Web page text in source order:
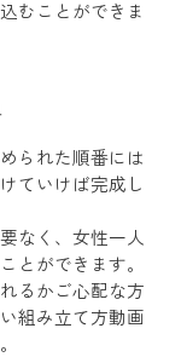
むことができま
られた順番には
ていけば完成し
なく、女性一人
とができます。
るかご心配な方
組み立て方動画